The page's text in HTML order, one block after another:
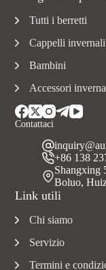
Contattaci
+86 138
Shangxing
Boluo,
Link utili
Chi siamo
Servizio
Termini e
Tutti i berretti
Cappelli invernali
Bambini
Accessori